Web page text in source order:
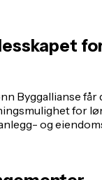
Byggallianse får
for
og